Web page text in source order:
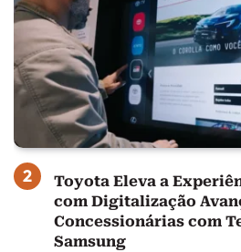
Toyota Eleva a
com Digitalização
Concessionárias com
Samsung